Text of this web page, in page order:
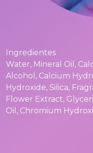
Ingredientes
Water, Mineral Oil,
Alcohol, Calcium
Hydroxide, Silica,
Flower Extract,
Oil, Chromium